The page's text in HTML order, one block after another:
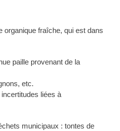
organique fraîche, qui est dans
paille provenant de la
etc.
liées à
municipaux : tontes de